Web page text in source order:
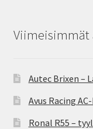
Viimeisimmät
Autec Brixen –
Avus Racing
Ronal R55 –